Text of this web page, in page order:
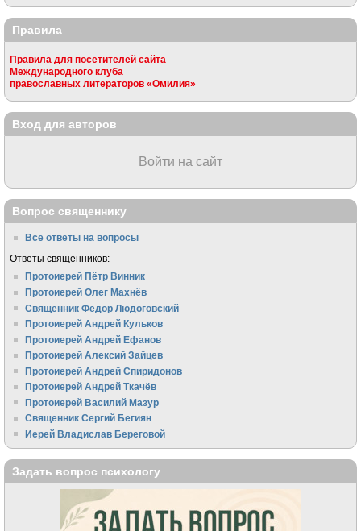
Правила
Правила для посетителей сайта
Международного клуба
православных литераторов «Омилия»
Вход для авторов
Войти на сайт
Вопрос священнику
Все ответы на вопросы
Ответы священников:
Протоиерей Пётр Винник
Протоиерей Олег Махнёв
Священник Федор Людоговский
Протоиерей Андрей Кульков
Протоиерей Андрей Ефанов
Протоиерей Алексий Зайцев
Протоиерей Андрей Спиридонов
Протоиерей Андрей Ткачёв
Протоиерей Василий Мазур
Священник Сергий Бегиян
Иерей Владислав Береговой
Задать вопрос психологу